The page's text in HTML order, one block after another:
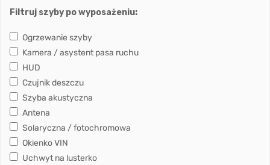
Filtruj szyby po wyposażeniu:
Ogrzewanie szyby
Kamera / asystent pasa ruchu
HUD
Czujnik deszczu
Szyba akustyczna
Antena
Solaryczna / fotochromowa
Okienko VIN
Uchwyt na lusterko